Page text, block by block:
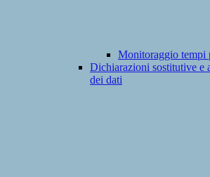
Monitoraggio tempi
Dichiarazioni sostitutive e
dei dati